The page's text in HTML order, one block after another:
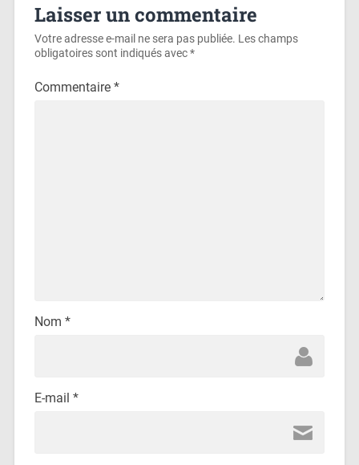
Laisser un commentaire
Votre adresse e-mail ne sera pas publiée. Les champs
obligatoires sont indiqués avec*
Commentaire *
Nom *
E-mail *